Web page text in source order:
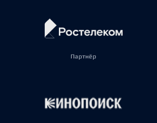
Партнёр